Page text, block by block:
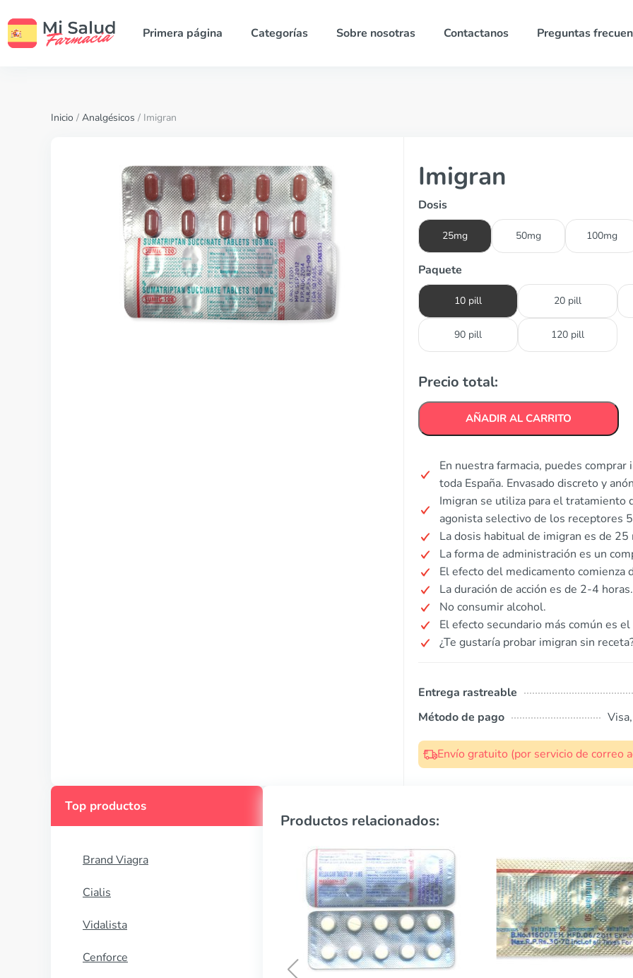
Primera página Categorías Sobre nosotras Contactanos Preguntas
Inicio / Analgésicos / Imigran
Imigran
Dosis
25mg 50mg 100mg
Paquete
10 pill 20 pill
90 pill 120 pill
Precio total:
AÑADIR AL CARRITO
En nuestra farmacia, puedes
toda España. Envasado discreto y
Imigran se utiliza para el tratamiento
agonista selectivo de los receptores
La dosis habitual de imigran es de
La forma de administración es un
El efecto del medicamento
La duración de acción es de 2-4 horas.
No consumir alcohol.
El efecto secundario más común es
¿Te gustaría probar imigran sin
Entrega rastreable
Método de pago
Envío gratuito (por servicio de correo
Top productos
Brand Viagra
Cialis
Vidalista
Cenforce
Productos relacionados: